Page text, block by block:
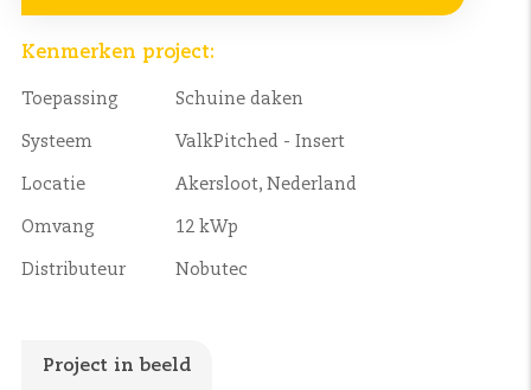
Kenmerken project:
Toepassing Schuine daken
Systeem ValkPitched - Insert
Locatie Akersloot, Nederland
Omvang 12 kWp
Distributeur Nobutec
Project in beeld